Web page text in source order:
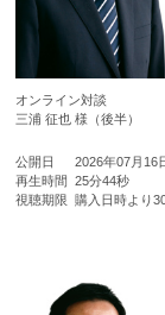
オンライン対談
三浦 征也 様（後半）
公開日
2026年07月16
再生時間
25分44秒
視聴期限
購入日時より